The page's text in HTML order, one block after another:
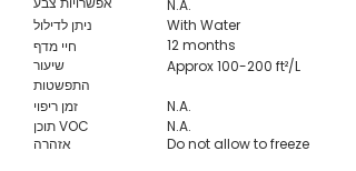
ניתן לדילול
חיי מדף
שיעור
התפשטות
זמן ריפוי
תוכן VOC
אזהרה
N.A.
With Water
12 months
Approx 100-200 ft²/L
N.A.
N.A.
Do not allow to freeze